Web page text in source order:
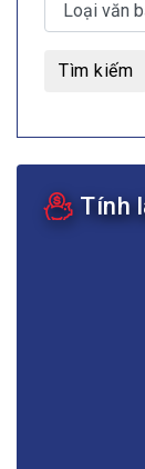
Tìm kiếm
Tính